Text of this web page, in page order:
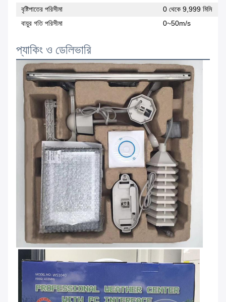
বৃষ্টিপাতের পরিসীমা
0 থেকে 9,999 মিমি
বায়ুর গতি পরিসীমা
0~50m/s
প্যাকিং ও ডেলিভারি